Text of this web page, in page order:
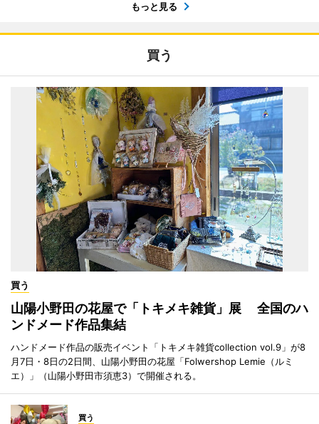
もっと見る
買う
買う
山陽小野田の花屋で「トキメキ雑貨」展 全国のハ
ンドメード作品集結
ハンドメード作品の販売イベント「トキメキ雑貨collection vol.9」が8
月7日・8日の2日間、山陽小野田の花屋「Folwershop Lemie（ルミ
エ）」（山陽小野田市須恵3）で開催される。
買う